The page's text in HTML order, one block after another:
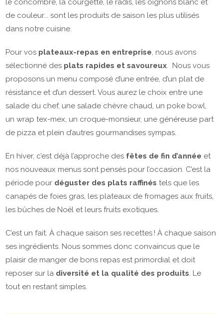
le concombre, la courgette, le radis, les oignons blanc et
de couleur... sont les produits de saison les plus utilisés
dans notre cuisine.
Pour vos plateaux-repas en entreprise, nous avons
sélectionné des plats rapides et savoureux. Nous vous
proposons un menu composé d’une entrée, d’un plat de
résistance et d’un dessert. Vous aurez le choix entre une
salade du chef, une salade chèvre chaud, un poke bowl,
un wrap tex-mex, un croque-monsieur, une généreuse part
de pizza et plein d’autres gourmandises sympas.
En hiver, c’est déjà l’approche des fêtes de fin d’année et
nos nouveaux menus sont pensés pour l’occasion. C’est la
période pour déguster des plats raffinés tels que les
canapés de foies gras, les plateaux de fromages aux fruits,
les bûches de Noël et leurs fruits exotiques.
C’est un fait. À chaque saison ses recettes ! À chaque saison
ses ingrédients. Nous sommes donc convaincus que le
plaisir de manger de bons repas est primordial et doit
reposer sur la diversité et la qualité des produits. Le
tout en restant simples.